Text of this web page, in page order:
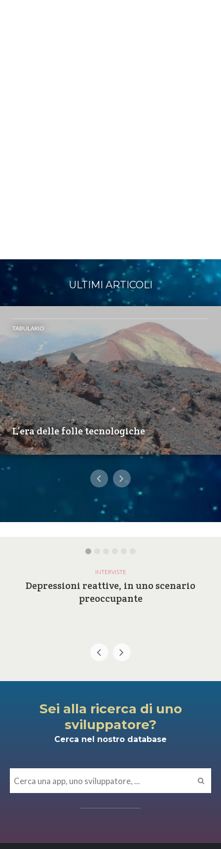
ULTIMI ARTICOLI
TABULARIO
L’era delle folle tecnologiche
INTERVISTE
Depressioni reattive, in uno scenario
preoccupante
Sei alla ricerca di uno
sviluppatore?
Cerca nel nostro database